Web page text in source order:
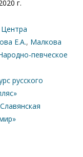
г.
Е.А., Малкова
певческое
русского